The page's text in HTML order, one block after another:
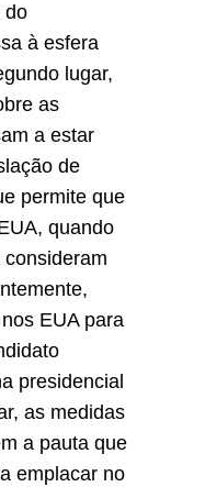
do
à esfera
lugar,
as
a estar
de
permite que
quando
EUA para
presidencial
as medidas
a pauta que
emplacar no